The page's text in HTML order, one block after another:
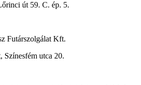
út 59. C. ép. 5.
Futárszolgálat Kft.
Színesfém utca 20.